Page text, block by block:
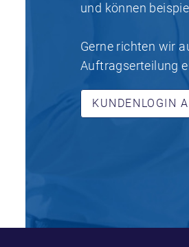
und können
Gerne richten wir
Auftragserteilung
KUNDENLOGIN